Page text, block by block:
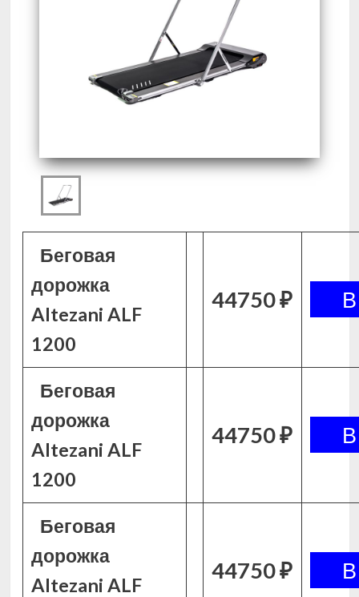
Беговая
дорожка
Altezani ALF
1200
44750 ₽
Беговая
дорожка
Altezani ALF
1200
44750 ₽
Беговая
дорожка
Altezani ALF
44750 ₽